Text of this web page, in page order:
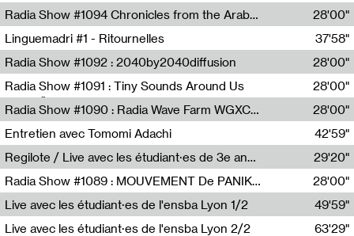
Jérôme Game,Jean-Michel Espitallier
Radia Show #1094 Chronicles from the Arab Cold War by Ghazi Barakat
Reboot.fm
28'00"
Linguemadri #1 - Ritournelles
Meris Angioletti
37'58"
Radia Show #1092 : 2040by2040diffusion
Diffusion FM
28'00"
Radia Show #1091 : Tiny Sounds Around Us
Radio Študent
28'00"
Radia Show #1090 : Radia Wave Farm WGXC Corey De Juan Sherrard Jr Startalk
Wave Farm
28'00"
Entretien avec Tomomi Adachi
Tomomi Adachi,Loraine Baud
42'59"
Regilote / Live avec les étudiant·es de 3e année de l'EMA
Nima Henryon,Athéna Noël,Amir Genillon,Ibourayane Ahmadi,Manelle Cherrih,Honorine Gibello,John Weeber,Manon Joseph
29'20"
Radia Show #1089 : MOUVEMENT De PANIK (Radio Panik)
Radio Panik
28'00"
Live avec les étudiant·es de l'ensba Lyon 1/2
49'59"
Live avec les étudiant·es de l'ensba Lyon 2/2
63'29"